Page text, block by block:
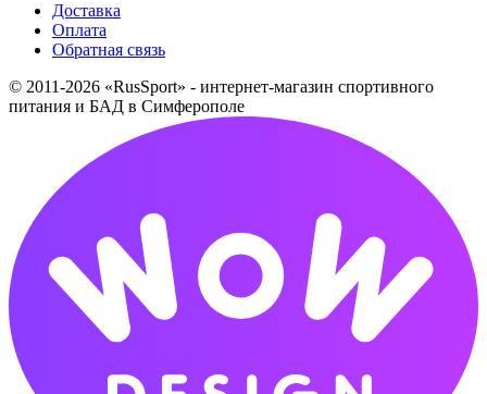
Доставка
Оплата
Обратная связь
© 2011-2026 «RusSport» - интернет-магазин спортивного
питания и БАД в Симферополе